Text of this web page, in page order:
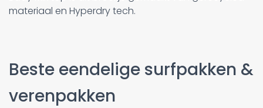
materiaal en Hyperdry tech.
Beste eendelige surfpakken &
verenpakken